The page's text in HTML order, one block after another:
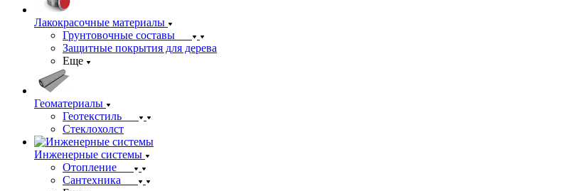
Лакокрасочные материалы
Грунтовочные составы
Защитные покрытия для дерева
Еще
Геоматериалы
Геотекстиль
Стеклохолст
Инженерные системы
Отопление
Сантехника